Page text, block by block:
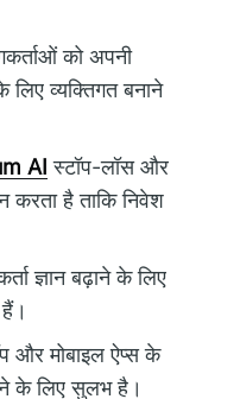
को अपनी
लिए व्यक्तिगत बनाने
AI स्टॉप-लॉस और
करता है ताकि निवेश
ज्ञान बढ़ाने के लिए
और मोबाइल ऐप्स के
के लिए सुलभ है।